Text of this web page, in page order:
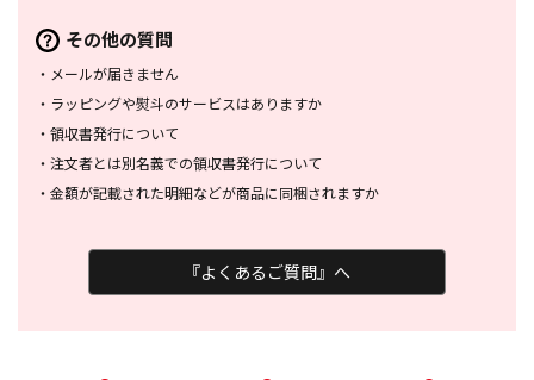
その他の質問
・ メールが届きません
・ ラッピングや熨斗のサービスはありますか
・ 領収書発行について
・ 注文者とは別名義での領収書発行について
・ 金額が記載された明細などが商品に同梱されますか
『よくあるご質問』へ